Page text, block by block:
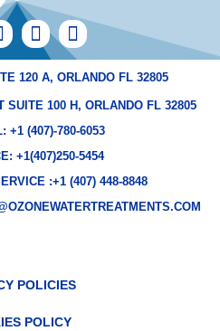
120 A, ORLANDO FL 32805
SUITE 100 H, ORLANDO FL 32805
+1 (407)-780-6053
+1(407)250-5454
:+1 (407) 448-8848
POLICIES
POLICY